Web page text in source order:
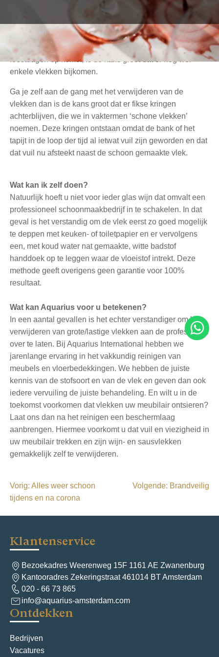
op de bank gezeten en de hond heeft met zijn staart
glazen wijn of koppen koffie van de salontafel gestoten.
Er zijn dus her en der vlekken ontstaan die niet een twee
drie met een sopje te verwijderen zijn. En met de
feestdagen op komst, is de kans groot dat er nog wel
enkele vlekken bijkomen.
Ga je zelf aan de gang met het verwijderen van de
vlekken dan is de kans groot dat er fikse kringen
achterblijven, die we in vaktermen ‘schone vlekken’
noemen. Deze kringen ontstaan omdat de bank of het
tapijt in de loop der tijd al ietwat vuil zijn geworden en dat
dat vuil nu afsteekt naast de schoon gemaakte vlek.
Wat kan ik zelf doen?
Natuurlijk hoeft u niet voor ieder glas wijn dat omvalt een
professioneel schoonmaakbedrijf in te schakelen. In dat
geval is het verstandig om de vlek eerst zo goed mogelijk
te deppen met keuken- of toiletpapier en er vervolgens
een, met koud water nat gemaakte, witte badstof
handdoek op te leggen waar de vloeistof intrekt. Deze
methode geeft overigens geen garantie voor 100%
resultaat.
Wat kan Aquarius voor u betekenen?
In een aantal gevallen is het echter verstandiger om het
verwijderen van grote/lastige vlekken aan de professional
over te laten. Bij Aquarius International hebben we
jarenlange ervaring in het vakkundig reinigen van
meubels en vloerbedekkingen. We hebben de juiste
kennis van de stofsoort en van de vlek en geven dan ook
iedere vervuiling de juiste behandeling. En wilt u in de
toekomst voorkomen dat vlekken uw meubilair ontsieren?
Laat ons dan na het reinigen een beschermlaag
aanbrengen. Hiermee voorkomt u dat vuil en viezigheid in
uw meubilair trekken en zijn wijn- en sausvlekken
gemakkelijk zelf te verwijderen.
B
e
r
i
c
h
t
n
a
v
i
Vorig: Alles weer schoon
tijdens en na corona
Volgende: Brandveilig
Ontdekken
Bedrijven
Vacatures
Klantenservice
Bezoekadres Weerenweg 15F 1161 AE Zwanenburg
Kantooradres Zekeringstraat 461014 BT Amsterdam
020 - 66 73 865
info@aquarius-amsterdam.com